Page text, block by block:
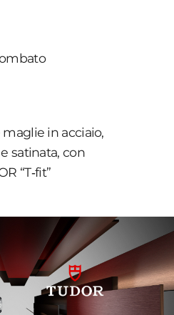
maglie in acciaio,
satinata, con
“T‑fit”